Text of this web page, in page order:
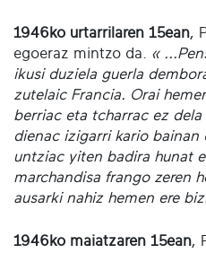
1946ko urtarrilaren 15ean,
egoeraz mintzo da. «
ikusi duziela guerla
zutelaic Francia. Orai
berriac eta tcharrac ez
dienac izigarri kario
untziac yiten badira hunat
marchandisa frango zeren
ausarki nahiz hemen ere
1946ko maiatzaren 15ean,